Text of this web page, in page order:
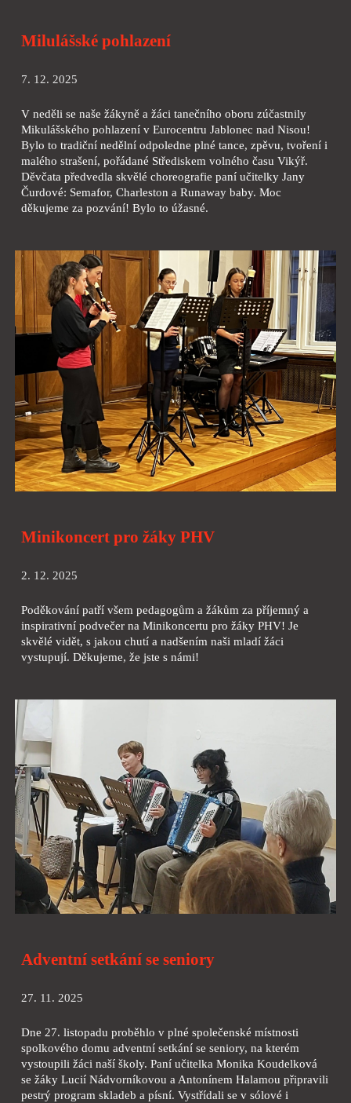
Milulášské pohlazení
7. 12. 2025
V neděli se naše žákyně a žáci tanečního oboru zúčastnily
Mikulášského pohlazení v Eurocentru Jablonec nad Nisou!
Bylo to tradiční nedělní odpoledne plné tance, zpěvu, tvoření i
malého strašení, pořádané Střediskem volného času Vikýř.
Děvčata předvedla skvělé choreografie paní učitelky Jany
Čurdové: Semafor, Charleston a Runaway baby. Moc
děkujeme za pozvání! Bylo to úžasné.
Minikoncert pro žáky PHV
2. 12. 2025
Poděkování patří všem pedagogům a žákům za příjemný a
inspirativní podvečer na Minikoncertu pro žáky PHV! Je
skvělé vidět, s jakou chutí a nadšením naši mladí žáci
vystupují. Děkujeme, že jste s námi!
Adventní setkání se seniory
27. 11. 2025
Dne 27. listopadu proběhlo v plné společenské místnosti
spolkového domu adventní setkání se seniory, na kterém
vystoupili žáci naší školy. Paní učitelka Monika Koudelková
se žáky Lucií Nádvorníkovou a Antonínem Halamou připravili
pestrý program skladeb a písní. Vystřídali se v sólové i